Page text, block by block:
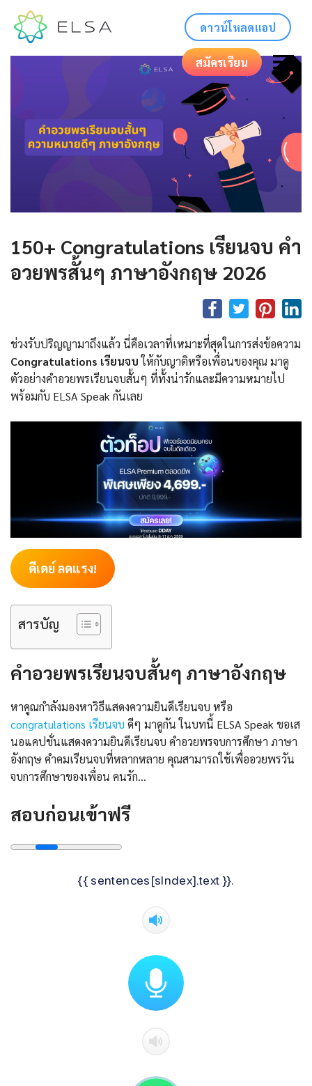
ดาวน์โหลดแอป
สมัครเรียน
150+ Congratulations เรียนจบ คำ
อวยพรสั้นๆ ภาษาอังกฤษ 2026
ช่วงรับปริญญามาถึงแล้ว นี่คือเวลาที่เหมาะที่สุดในการส่งข้อความ
Congratulations เรียนจบให้กับญาติหรือเพื่อนของคุณ มาดู
ตัวอย่างคำอวยพรเรียนจบสั้นๆ ที่ทั้งน่ารักและมีความหมายไป
พร้อมกับ ELSA Speak กันเลย
ดีเดย์ ลดแรง!
สารบัญ
คำอวยพรเรียนจบสั้นๆ ภาษาอังกฤษ
หาคูณกำลังมองหาวิธีแสดงความยินดีเรียนจบ หรือ
congratulations เรียนจบ ดีๆ มาดูกัน ในบทนี้ ELSA Speak ขอเส
นอแคปชั่นแสดงความยินดีเรียนจบ คําอวยพรจบการศึกษา ภาษา
อังกฤษ คำคมเรียนจบที่หลากหลาย คุณสามารถใช้เพื่ออวยพรวัน
จบการศึกษาของเพื่อน คนรัก…
สอบก่อนเข้าฟรี
{{ sentences[sIndex].text }}.